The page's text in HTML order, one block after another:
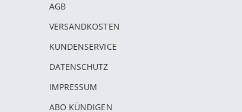
AGB
VERSANDKOSTEN
KUNDENSERVICE
DATENSCHUTZ
IMPRESSUM
ABO KÜNDIGEN